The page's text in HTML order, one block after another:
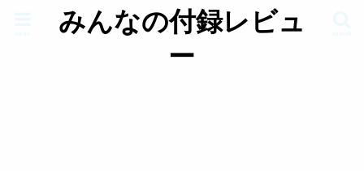
みんなの付録レビュ
ー